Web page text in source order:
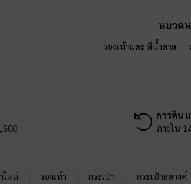
หมวด
รองเท้าแตะ สีน้ำตาล
การคืน
ภายใน
ใหม่ รองเท้า กระเป๋า กระเป๋าสตางค์